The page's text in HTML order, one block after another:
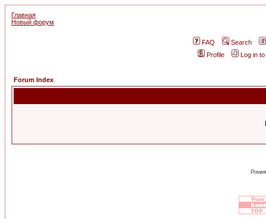
Главная
Новый форум
FAQ
Search
Profile
Log in
Forum Index